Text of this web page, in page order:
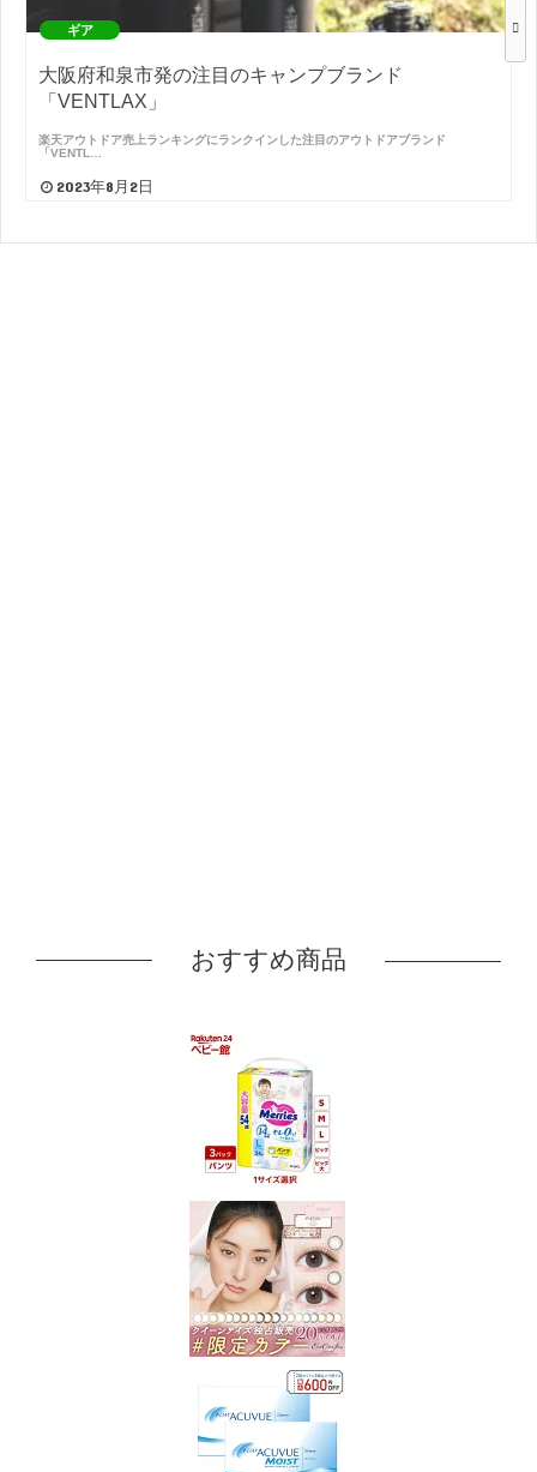
ギア
大阪府和泉市発の注目のキャンプブランド
「VENTLAX」
楽天アウトドア売上ランキングにランクインした注目のアウトドアブランド
「VENTL…
2023年8月2日
おすすめ商品